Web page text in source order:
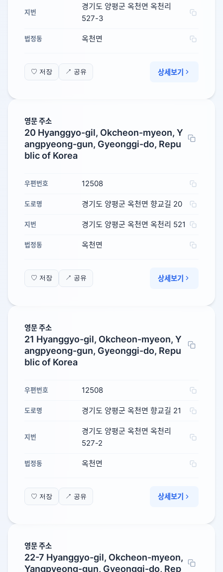
지번
경기도 양평군 옥천면 옥천리
527-3
법정동 옥천면
♡ 저장 ↗ 공유 상세보기
영문 주소
20 Hyanggyo-gil, Okcheon-myeon, Y
angpyeong-gun, Gyeonggi-do, Repu
blic of Korea
우편번호 12508
도로명 경기도 양평군 옥천면 향교길 20
지번 경기도 양평군 옥천면 옥천리 521
법정동 옥천면
♡ 저장 ↗ 공유 상세보기
영문 주소
21 Hyanggyo-gil, Okcheon-myeon, Y
angpyeong-gun, Gyeonggi-do, Repu
blic of Korea
우편번호 12508
도로명 경기도 양평군 옥천면 향교길 21
지번
경기도 양평군 옥천면 옥천리
527-2
법정동 옥천면
♡ 저장 ↗ 공유 상세보기
영문 주소
22-7 Hyanggyo-gil, Okcheon-myeon,
Yangpyeong-gun, Gyeonggi-do, Rep